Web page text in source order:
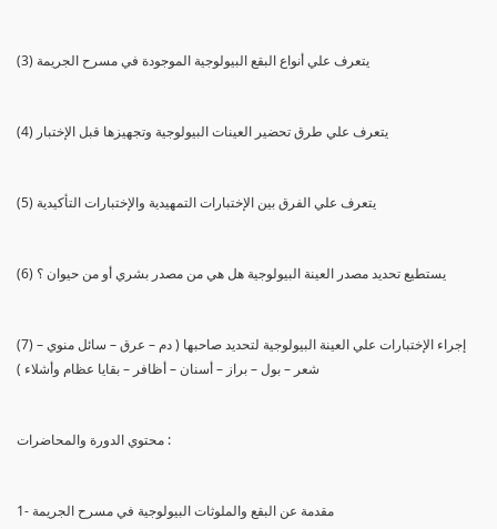
(3) يتعرف علي أنواع البقع البيولوجية الموجودة في مسرح الجريمة
(4) يتعرف علي طرق تحضير العينات البيولوجية وتجهيزها قبل الإختبار
(5) يتعرف علي الفرق بين الإختبارات التمهيدية والإختبارات التأكيدية
(6) يستطيع تحديد مصدر العينة البيولوجية هل هي من مصدر بشري أو من حيوان ؟
(7) إجراء الإختبارات علي العينة البيولوجية لتحديد صاحبها ( دم – عرق – سائل منوي –
شعر – بول – براز – أسنان – أظافر – بقايا عظام وأشلاء )
محتوي الدورة والمحاضرات :
1- مقدمة عن البقع والملوثات البيولوجية في مسرح الجريمة